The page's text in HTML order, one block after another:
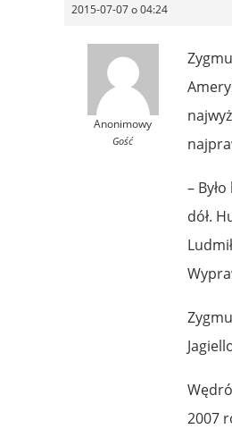
2015-07-07 o 04:24
Anonimowy
Gość
–
dół.
2007